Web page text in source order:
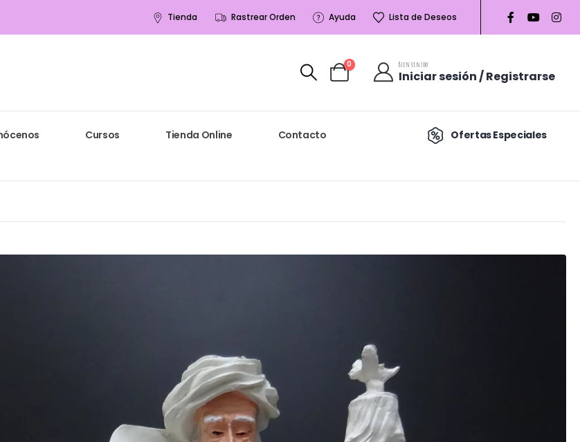
Tienda Rastrear Orden Ayuda Lista de Deseos
0 Bienvenido
Iniciar sesión / Registrarse
Cursos Tienda Online Contacto Ofertas Especiales